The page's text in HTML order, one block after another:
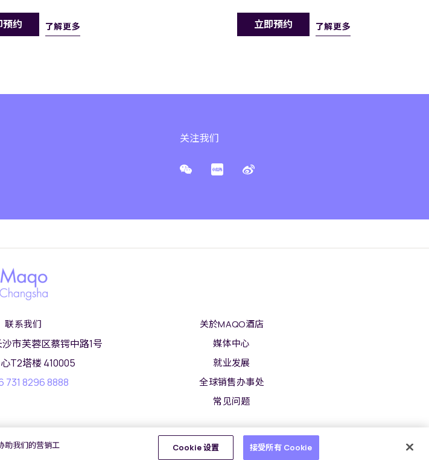
预约 了解更多 立即预约 了解更多
关注我们
联系我们
市芙蓉区蔡锷中路1号
T2塔楼 410005
731 8296 8888
关於MAQO酒店
媒体中心
就业发展
全球销售办事处
常见问题
版权及原稿2026 © 九龙仓酒店保留一切权利。 隐私通告 使用条款
助我们的营销工
Cookie 设置 接受所有 Cookie